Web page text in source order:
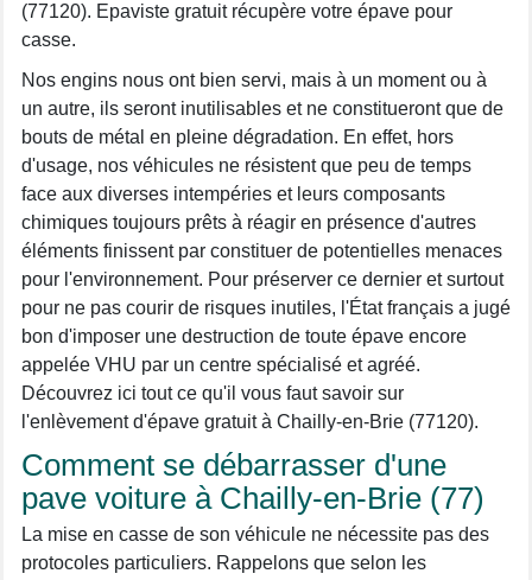
(77120). Epaviste gratuit récupère votre épave pour
casse.
Nos engins nous ont bien servi, mais à un moment ou à
un autre, ils seront inutilisables et ne constitueront que de
bouts de métal en pleine dégradation. En effet, hors
d'usage, nos véhicules ne résistent que peu de temps
face aux diverses intempéries et leurs composants
chimiques toujours prêts à réagir en présence d'autres
éléments finissent par constituer de potentielles menaces
pour l'environnement. Pour préserver ce dernier et surtout
pour ne pas courir de risques inutiles, l'État français a jugé
bon d'imposer une destruction de toute épave encore
appelée VHU par un centre spécialisé et agréé.
Découvrez ici tout ce qu'il vous faut savoir sur
l'enlèvement d'épave gratuit à Chailly-en-Brie (77120).
Comment se débarrasser d'une
pave voiture à Chailly-en-Brie (77)
La mise en casse de son véhicule ne nécessite pas des
protocoles particuliers. Rappelons que selon les